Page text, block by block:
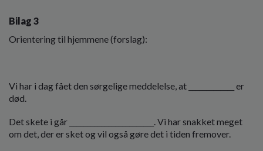
Bilag 3
Orientering til hjemmene (forslag):
Vi har i dag fået den sørgelige meddelelse, at _____________ er
død.
Det skete i går ________________________. Vi har snakket meget
om det, der er sket og vil også gøre det i tiden fremover.